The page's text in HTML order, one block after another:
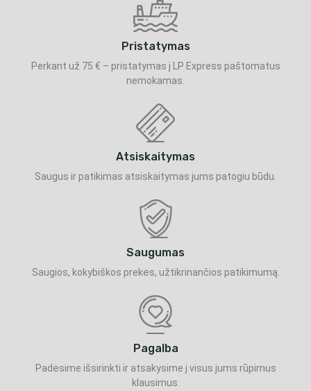
Pristatymas
Perkant už 75 € – pristatymas į LP Express paštomatus
nemokamas.
Atsiskaitymas
Saugus ir patikimas atsiskaitymas jums patogiu būdu.
Saugumas
Saugios, kokybiškos prekės, užtikrinančios patikimumą.
Pagalba
Padėsime išsirinkti ir atsakysime į visus jums rūpimus
klausimus.